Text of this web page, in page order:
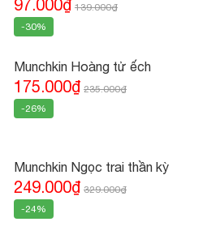
97.000₫ 139.000₫
-30%
Munchkin Hoàng tử ếch
175.000₫ 235.000₫
-26%
Munchkin Ngọc trai thần kỳ
249.000₫ 329.000₫
-24%